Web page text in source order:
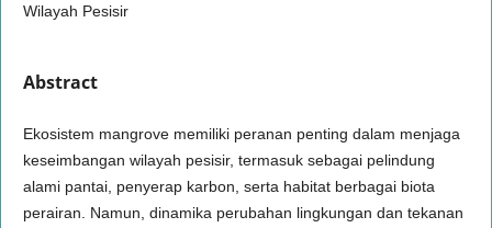
Wilayah Pesisir
Abstract
Ekosistem mangrove memiliki peranan penting dalam menjaga
keseimbangan wilayah pesisir, termasuk sebagai pelindung
alami pantai, penyerap karbon, serta habitat berbagai biota
perairan. Namun, dinamika perubahan lingkungan dan tekanan